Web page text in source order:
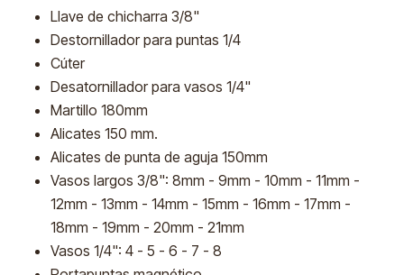
Llave de chicharra 3/8"
Destornillador para puntas 1/4
Cúter
Desatornillador para vasos 1/4"
Martillo 180mm
Alicates 150 mm.
Alicates de punta de aguja 150mm
Vasos largos 3/8": 8mm - 9mm - 10mm - 11mm -
12mm - 13mm - 14mm - 15mm - 16mm - 17mm -
18mm - 19mm - 20mm - 21mm
Vasos 1/4": 4 - 5 - 6 - 7 - 8